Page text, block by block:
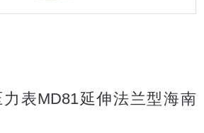
表MD81延伸法兰型海南